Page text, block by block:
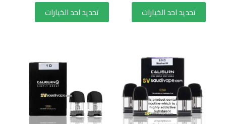
تحديد احد الخيارات تحديد احد الخيارات